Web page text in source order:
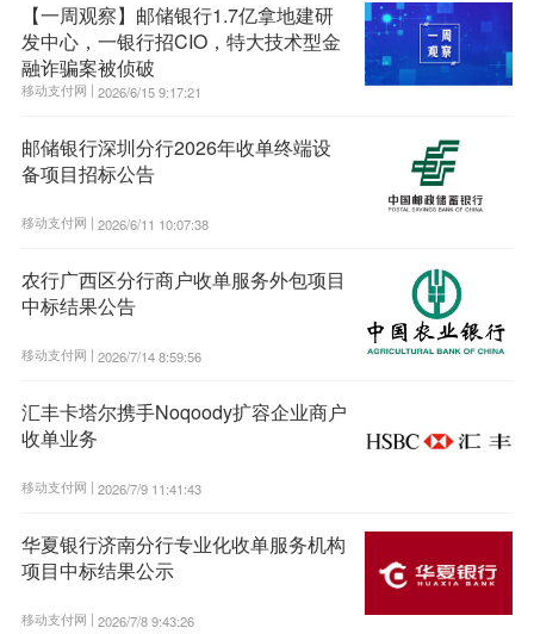
【一周观察】邮储银行1.7亿拿地建研
发中心，一银行招CIO，特大技术型金
融诈骗案被侦破
移动支付网 | 2026/6/15 9:17:21
邮储银行深圳分行2026年收单终端设
备项目招标公告
移动支付网 | 2026/6/11 10:07:38
农行广西区分行商户收单服务外包项目
中标结果公告
移动支付网 | 2026/7/14 8:59:56
汇丰卡塔尔携手Noqoody扩容企业商户
收单业务
移动支付网 | 2026/7/9 11:41:43
华夏银行济南分行专业化收单服务机构
项目中标结果公示
移动支付网 | 2026/7/8 9:43:26